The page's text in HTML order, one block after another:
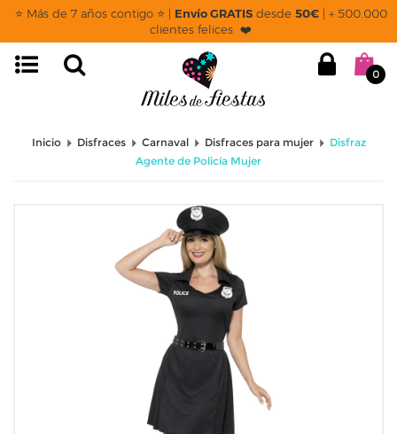
⭐ Más de 7 años contigo ⭐ | Envío GRATISdesde 50€| + 500.000
clientes felices ❤️
0
Inicio Disfraces Carnaval Disfraces para mujer
Disfraz
Agente de Policía Mujer